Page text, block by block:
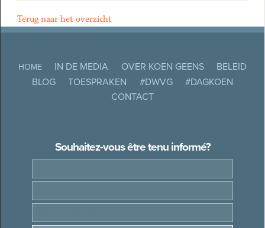
Terug naar het overzicht
HOME IN DE MEDIA OVER KOEN GEENS
BELEID
BLOG
TOESPRAKEN #DWVG
#DAGKOEN
CONTACT
Souhaitez-vous être tenu informé?